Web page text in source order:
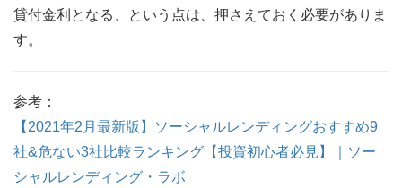
貸付金利となる、という点は、押さえておく必要がありま
す。
参考：
【2021年2月最新版】ソーシャルレンディングおすすめ9
社&危ない3社比較ランキング【投資初心者必見】｜ソー
シャルレンディング・ラボ